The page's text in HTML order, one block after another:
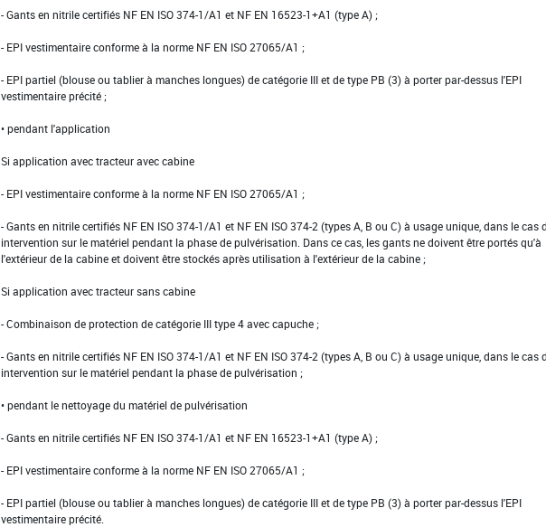
- Gants en nitrile certifiés NF EN ISO 374-1/A1 et NF EN 16523-1+A1 (type A) ;
- EPI vestimentaire conforme à la norme NF EN ISO 27065/A1 ;
- EPI partiel (blouse ou tablier à manches longues) de catégorie III et de type PB (3) à porter par-dessus l'EPI
vestimentaire précité ;
• pendant l'application
Si application avec tracteur avec cabine
- EPI vestimentaire conforme à la norme NF EN ISO 27065/A1 ;
- Gants en nitrile certifiés NF EN ISO 374-1/A1 et NF EN ISO 374-2 (types A, B ou C) à usage unique, dans le cas
intervention sur le matériel pendant la phase de pulvérisation. Dans ce cas, les gants ne doivent être portés qu'à
l'extérieur de la cabine et doivent être stockés après utilisation à l'extérieur de la cabine ;
Si application avec tracteur sans cabine
- Combinaison de protection de catégorie III type 4 avec capuche ;
- Gants en nitrile certifiés NF EN ISO 374-1/A1 et NF EN ISO 374-2 (types A, B ou C) à usage unique, dans le cas
intervention sur le matériel pendant la phase de pulvérisation ;
• pendant le nettoyage du matériel de pulvérisation
- Gants en nitrile certifiés NF EN ISO 374-1/A1 et NF EN 16523-1+A1 (type A) ;
- EPI vestimentaire conforme à la norme NF EN ISO 27065/A1 ;
- EPI partiel (blouse ou tablier à manches longues) de catégorie III et de type PB (3) à porter par-dessus l'EPI
vestimentaire précité.